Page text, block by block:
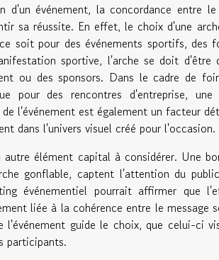
d'un événement, la concordance entre
sa réussite. En effet, le choix d'une
soit pour des événements sportifs, des
sportive, l'arche se doit d'être
ou des sponsors. Dans le cadre de
pour des rencontres d'entreprise,
l'événement est également un facteur
dans l'univers visuel créé pour l'occasion.
élément capital à considérer. Une
gonflable, captent l'attention du
événementiel pourrait affirmer que
liée à la cohérence entre le message
guide le choix, que celui-ci
participants.